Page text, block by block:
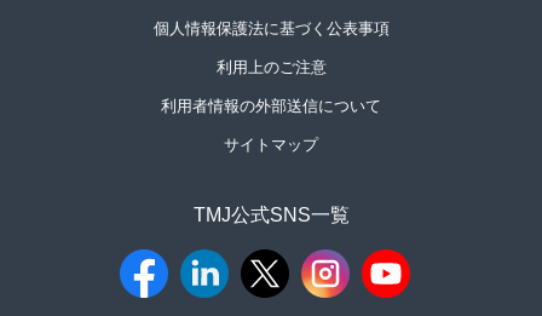
個人情報保護法に基づく公表事項
利用上のご注意
利用者情報の外部送信について
サイトマップ
TMJ公式SNS一覧​